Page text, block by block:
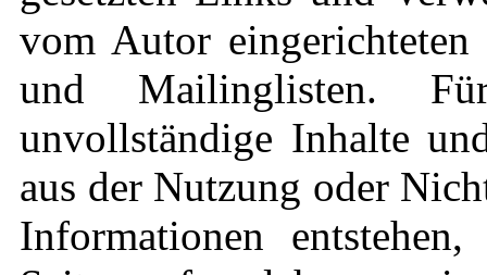
vom Autor eingerichteten
und Mailinglisten.
unvollständige Inhalte
aus der Nutzung oder
Informationen